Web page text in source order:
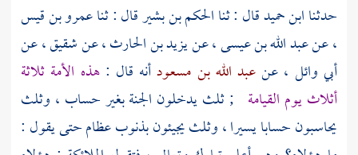
حدثناابن حميدقال : ثناالحكم بن بشيرقال : ثناعمرو بن قيس
،عنعبد الله بن عيسى ،عنيزيد بن الحارث ،عنشقيق ،عن
أبي وائل ، عنعبد الله بن مسعودأنه قال :هذه الأمة ثلاثة
أثلاث يوم القيامة ; ثلث يدخلون الجنة بغير حساب ، وثلث
يحاسبون حسابا يسيرا ، وثلث يجيئون بذنوب عظام حتى يقول :